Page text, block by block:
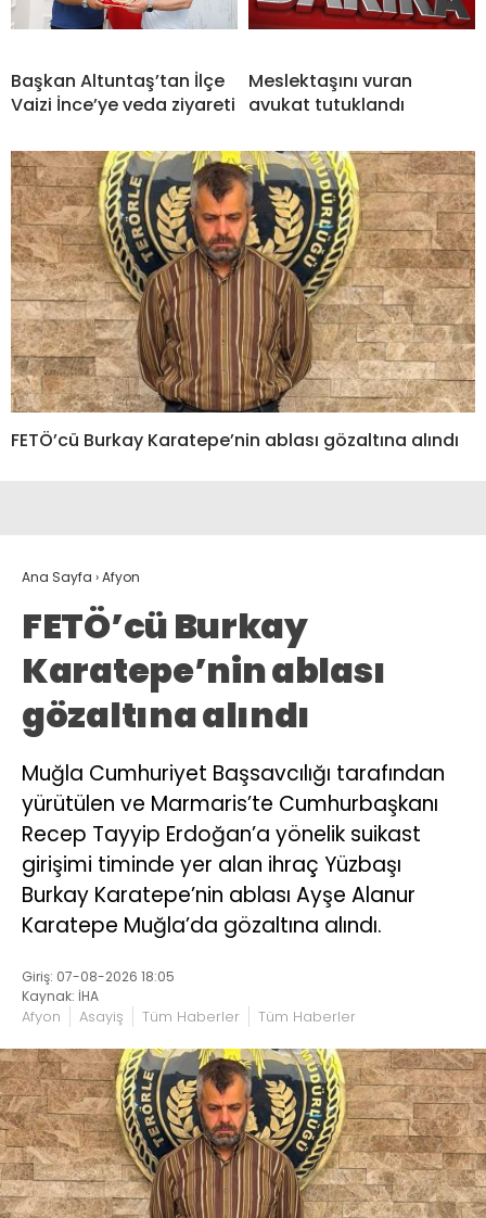
Başkan Altuntaş’tan İlçe
Vaizi İnce’ye veda ziyareti
Meslektaşını vuran
avukat tutuklandı
FETÖ’cü Burkay Karatepe’nin ablası gözaltına alındı
Ana Sayfa ›Afyon
FETÖ’cü Burkay
Karatepe’nin ablası
gözaltına alındı
Muğla Cumhuriyet Başsavcılığı tarafından
yürütülen ve Marmaris’te Cumhurbaşkanı
Recep Tayyip Erdoğan’a yönelik suikast
girişimi timinde yer alan ihraç Yüzbaşı
Burkay Karatepe’nin ablası Ayşe Alanur
Karatepe Muğla’da gözaltına alındı.
Giriş: 07-08-2026 18:05
Kaynak: İHA
Afyon Asayiş Tüm Haberler Tüm Haberler